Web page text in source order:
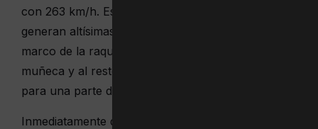
con 263 km/h. Estos golpes estratosféricos
generan altísimas vibraciones en el cordaje y el
marco de la raqueta que se comunican a la
muñeca y al resto del brazo, fenómeno molesto
para una parte de los jugadores.
Inmediatamente después del golpeo, la raqueta